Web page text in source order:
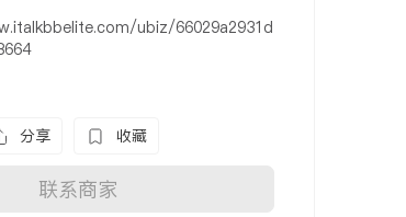
ubiz/66029a2931d
分享 收藏
联系商家